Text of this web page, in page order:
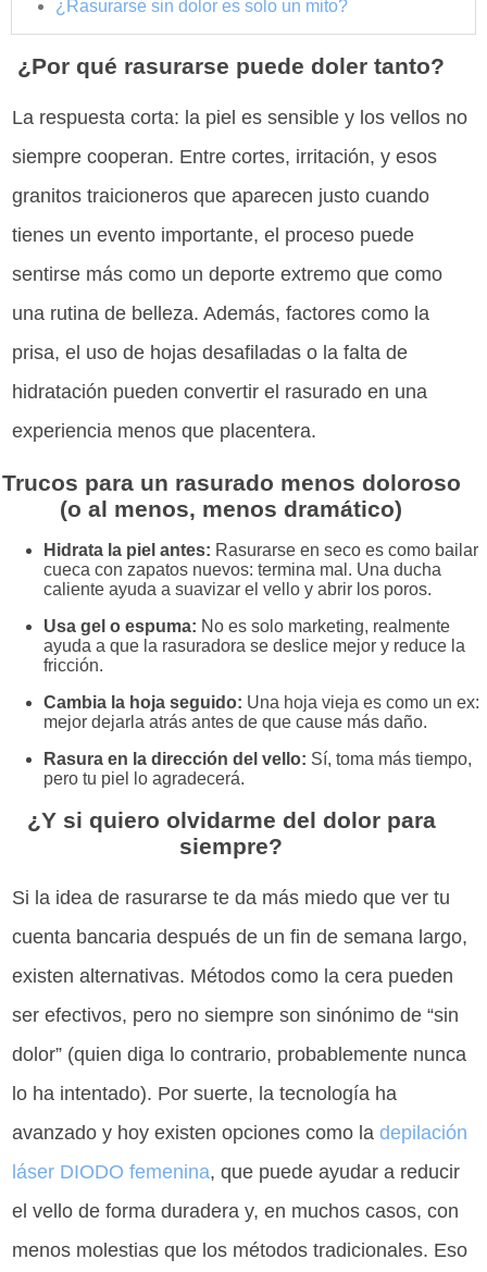
¿Rasurarse sin dolor es solo un mito?
¿Por qué rasurarse puede doler tanto?
La respuesta corta: la piel es sensible y los vellos no
siempre cooperan. Entre cortes, irritación, y esos
granitos traicioneros que aparecen justo cuando
tienes un evento importante, el proceso puede
sentirse más como un deporte extremo que como
una rutina de belleza. Además, factores como la
prisa, el uso de hojas desafiladas o la falta de
hidratación pueden convertir el rasurado en una
experiencia menos que placentera.
Trucos para un rasurado menos doloroso
(o al menos, menos dramático)
Hidrata la piel antes: Rasurarse en seco es como bailar
cueca con zapatos nuevos: termina mal. Una ducha
caliente ayuda a suavizar el vello y abrir los poros.
Usa gel o espuma: No es solo marketing, realmente
ayuda a que la rasuradora se deslice mejor y reduce la
fricción.
Cambia la hoja seguido: Una hoja vieja es como un ex:
mejor dejarla atrás antes de que cause más daño.
Rasura en la dirección del vello: Sí, toma más tiempo,
pero tu piel lo agradecerá.
¿Y si quiero olvidarme del dolor para
siempre?
Si la idea de rasurarse te da más miedo que ver tu
cuenta bancaria después de un fin de semana largo,
existen alternativas. Métodos como la cera pueden
ser efectivos, pero no siempre son sinónimo de “sin
dolor” (quien diga lo contrario, probablemente nunca
lo ha intentado). Por suerte, la tecnología ha
avanzado y hoy existen opciones como ladepilación
láser DIODO femenina, que puede ayudar a reducir
el vello de forma duradera y, en muchos casos, con
menos molestias que los métodos tradicionales. Eso